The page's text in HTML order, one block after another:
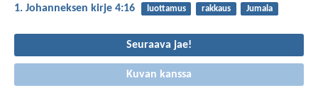
1. Johanneksen kirje 4:16 luottamus rakkaus Jumala
Seuraava jae!
Kuvan kanssa